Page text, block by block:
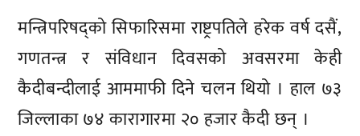
मन्त्रिपरिषद्को सिफारिसमा राष्ट्रपतिले हरेक वर्ष दसैं,
गणतन्त्र र संविधान दिवसको अवसरमा केही
कैदीबन्दीलाई आममाफी दिने चलन थियो । हाल ७३
जिल्लाका ७४ कारागारमा २० हजार कैदी छन् ।